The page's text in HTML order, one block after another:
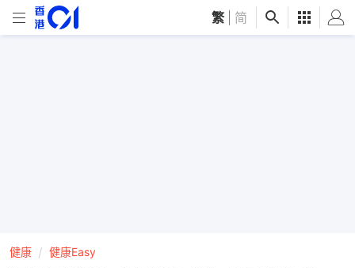
繁 简
健康 健康Easy